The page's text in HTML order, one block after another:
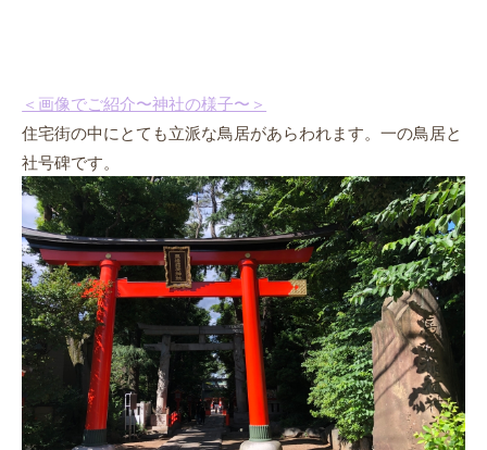
＜画像でご紹介〜神社の様子〜＞
住宅街の中にとても立派な鳥居があらわれます。一の鳥居と
社号碑です。